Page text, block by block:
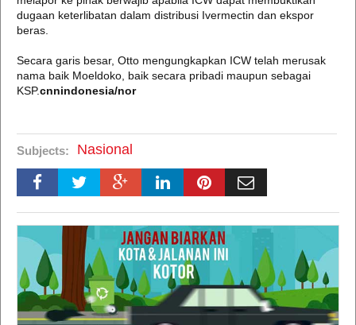
dugaan keterlibatan dalam distribusi Ivermectin dan ekspor
beras.
Secara garis besar, Otto mengungkapkan ICW telah merusak
nama baik Moeldoko, baik secara pribadi maupun sebagai
KSP.cnnindonesia/nor
Subjects: Nasional